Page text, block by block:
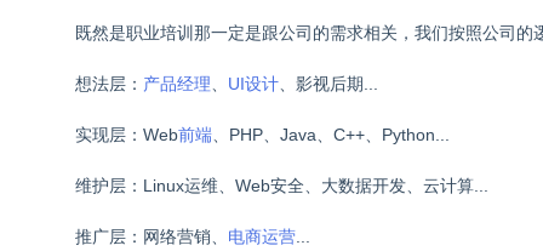
既然是职业培训那一定是跟公司的需求相关，我们按照公司的
想法层： 产品经理 UI设计 、影视后期...
实现层：Web前端 、PHP、Java、C++、Python...
维护层：Linux运维、Web安全、大数据开发、云计算...
推广层：网络营销、 电商运营